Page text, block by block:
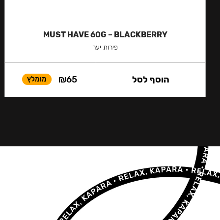
MUST HAVE 60G – BLACKBERRY
פירות יער
₪65 מומלץ הוסף לסל